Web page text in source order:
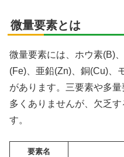
微量要素とは
微量要素には、ホウ素(B)
(Fe)、亜鉛(Zn)、銅(Cu)、
があります。三要素や多
多くありませんが、欠乏
す。
要素名